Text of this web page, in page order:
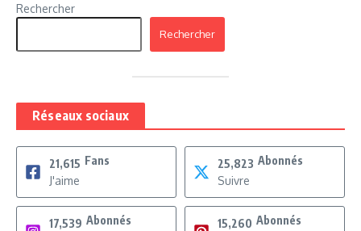
Rechercher
Rechercher
Réseaux sociaux
21,615 Fans
J'aime
25,823 Abonnés
Suivre
17,539 Abonnés
15,260 Abonnés